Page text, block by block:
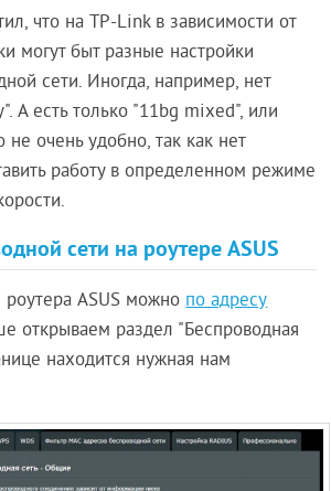
что на TP-Link в зависимости от
могут быт разные настройки
сети. Иногда, например, нет
А есть только "11bg mixed", или
очень удобно, так как нет
работу в определенном режиме
сети на роутере ASUS
роутера ASUS можнопо адресу
открываем раздел "Беспроводная
находится нужная нам